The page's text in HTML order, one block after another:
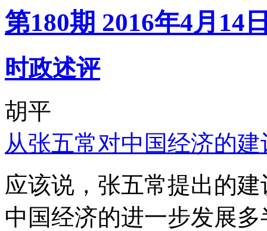
第180期 2016年4月14
时政述评
胡平
从张五常对中国经济的
应该说，张五常提出的
中国经济的进一步发展